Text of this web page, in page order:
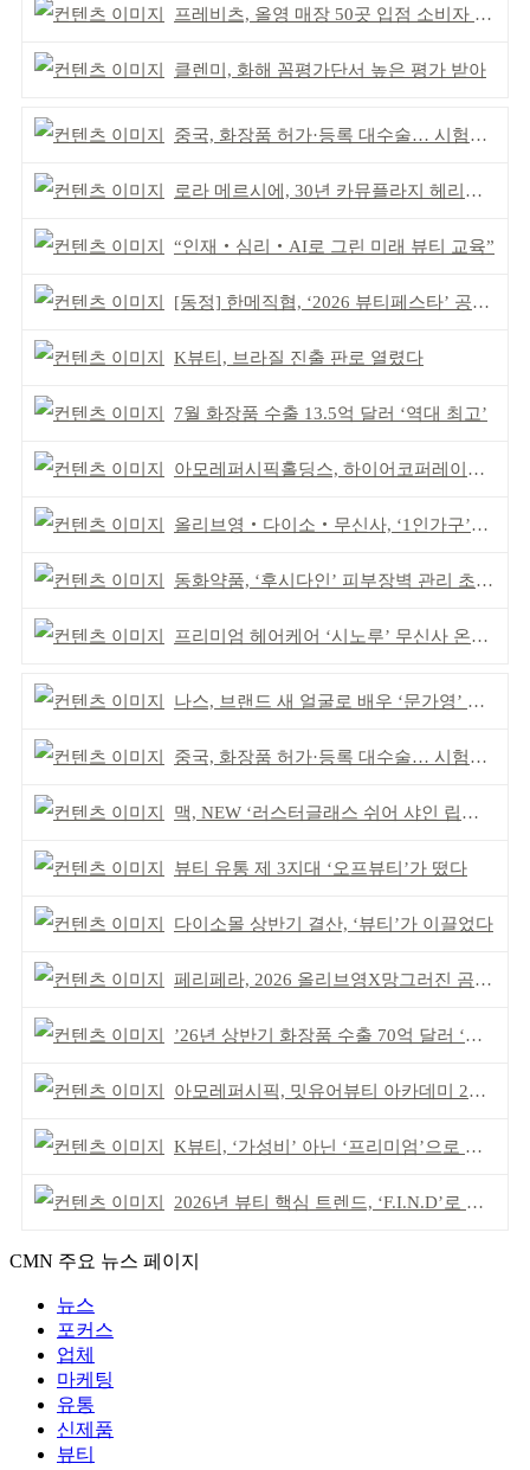
프레비츠, 올영 매장 50곳 입점 소비자 접점 강화
클렌미, 화해 꼼평가단서 높은 평가 받아
중국, 화장품 허가·등록 대수술… 시험자료 공용 허용
로라 메르시에, 30년 카뮤플라지 헤리티지 담아
“인재‧심리‧AI로 그린 미래 뷰티 교육”
[동정] 한메직협, ‘2026 뷰티페스타’ 공동 주최
K뷰티, 브라질 진출 판로 열렸다
7월 화장품 수출 13.5억 달러 ‘역대 최고’
아모레퍼시픽홀딩스, 하이어코퍼레이션과 투자계약
올리브영‧다이소‧무신사, ‘1인가구’가 이끈다
동화약품, ‘후시다인’ 피부장벽 관리 초점 ‘리브랜딩’
프리미엄 헤어케어 ‘시노루’ 무신사 온라인 입점
나스, 브랜드 새 얼굴로 배우 ‘문가영’ 발탁
중국, 화장품 허가·등록 대수술… 시험자료 공용 허용
맥, NEW ‘러스터글래스 쉬어 샤인 립스틱’ 출시
뷰티 유통 제 3지대 ‘오프뷰티’가 떴다
다이소몰 상반기 결산, ‘뷰티’가 이끌었다
페리페라, 2026 올리브영X망그러진 곰 콜라보
’26년 상반기 화장품 수출 70억 달러 ‘역대 최고’
아모레퍼시픽, 밋유어뷰티 아카데미 2기 발대식
K뷰티, ‘가성비’ 아닌 ‘프리미엄’으로 승부걸어야
2026년 뷰티 핵심 트렌드, ‘F.I.N.D’로 읽는다
CMN 주요 뉴스 페이지
뉴스
포커스
업체
마케팅
유통
신제품
뷰티